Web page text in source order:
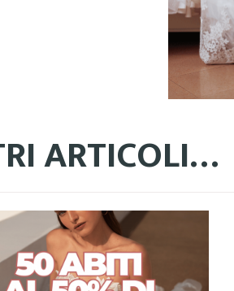
ARTICOLI…